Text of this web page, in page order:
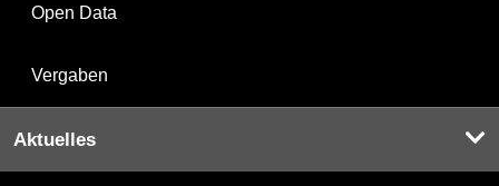
Open Data
Vergaben
Aktuelles